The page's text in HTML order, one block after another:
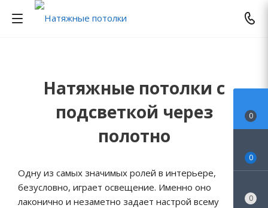
Натяжные потолки с
подсветкой через
полотно
Одну из самых значимых ролей в интерьере,
безусловно, играет освещение. Именно оно
лаконично и незаметно задает настрой всему
0
0
0